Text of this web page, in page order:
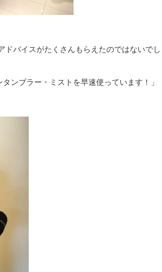
ドバイスがたくさんもらえたのではないでし
ンブラー・ミストを早速使っています！」